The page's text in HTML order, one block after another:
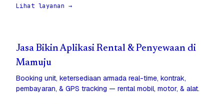
Lihat layanan →
Jasa Bikin Aplikasi Rental & Penyewaan di
Mamuju
Booking unit, ketersediaan armada real-time, kontrak,
pembayaran, & GPS tracking — rental mobil, motor, & alat.